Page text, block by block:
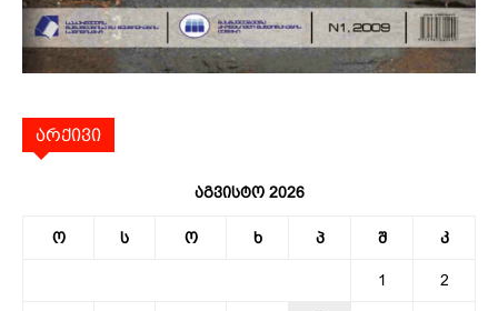
არქივი
აგვისტო 2026
ო ს ო ხ პ შ კ
1 2